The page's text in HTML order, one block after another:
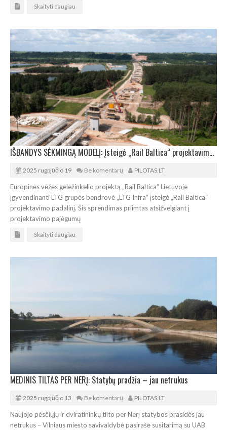
Skaityti daugiau
IŠBANDYS SĖKMINGĄ MODELĮ: Įsteigė „Rail Baltica“ projektavimo padalinį
2025 rugpjūčio 19 Be komentarų PILOTAS.LT
Europinės vėžės geležinkelio projektą „Rail Baltica“ Lietuvoje
įgyvendinanti LTG grupės bendrovė „LTG Infra“ įsteigė „Rail Baltica“
projektavimo padalinį. Šis sprendimas priimtas atsižvelgiant į
projektavimo pajėgumų
Skaityti daugiau
MEDINIS TILTAS PER NERĮ: Statybų pradžia – jau netrukus
2025 rugpjūčio 13 Be komentarų PILOTAS.LT
Naujojo pėsčiųjų ir dviratininkų tilto per Nerį statybos prasidės jau
netrukus – Vilniaus miesto savivaldybė pasirašė susitarimą su UAB